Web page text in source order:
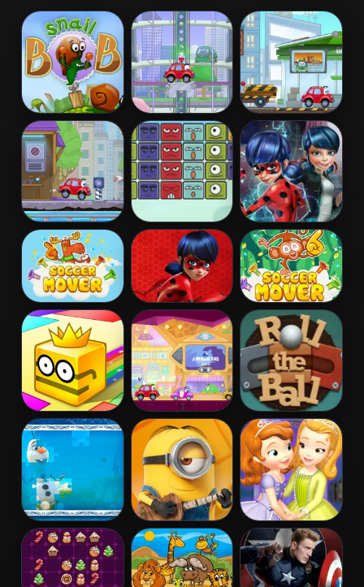
Snail Bob 2 Wheely 2 Wheely 3
Wheely 4 -
Time Travel
Block
Destroyer
Ladybug Secret
Mission
Soccer Mover Miraculous
Ladybug Puzzle
Soccer Mover
2015
Paper.io 2 Wheely 6:
Fairytale
Roll The Ball
Online
Frozen Jigsaw
Puzzle
Minion Jigsaw
Puzzle
Sofia And
Friends Jigsaw
Puzzle